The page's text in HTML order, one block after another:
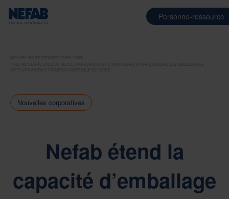
Personne-ressource
NEFAB OUVRE UN CENTRE DE FABRICATION ET D’INGÉNIERIE POUR ÉTENDRE LES EMBALLAGES
RETOURNABLES À TRAVERS L’AMÉRIQUE DU NORD
Nouvelles corporatives
Nefab étend la
capacité d’emballage